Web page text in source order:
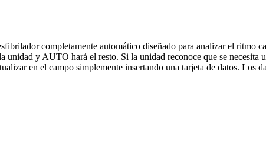
completamente automático diseñado para analizar el ritmo
y AUTO hará el resto. Si la unidad reconoce que se necesita
en el campo simplemente insertando una tarjeta de datos. Los